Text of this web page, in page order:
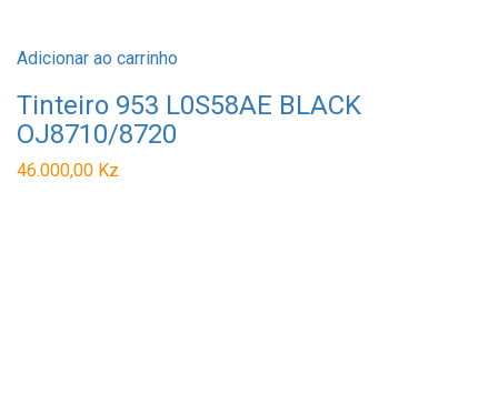
Adicionar ao carrinho
Tinteiro 953 L0S58AE BLACK
OJ8710/8720
46.000,00 Kz